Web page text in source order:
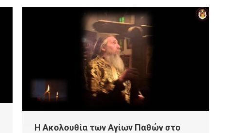
Η Ακολουθία των Αγίων Παθών στο